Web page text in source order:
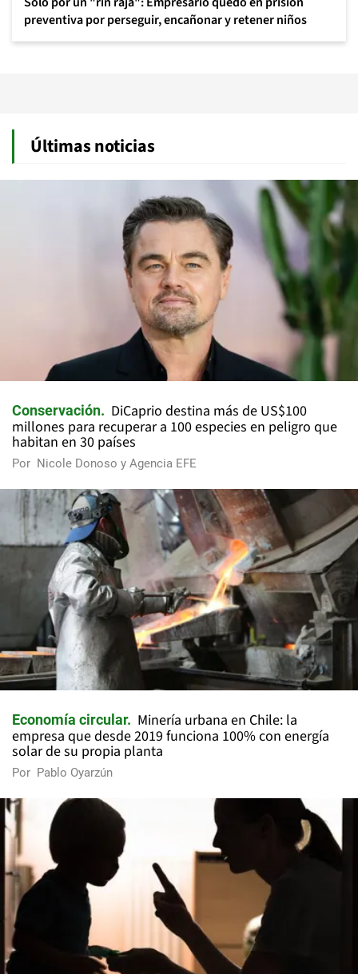
preventiva por perseguir, encañonar y retener niños
Últimas noticias
Conservación
DiCaprio destina más de US$100
millones para recuperar a 100 especies en peligro que
habitan en 30 países
Por Nicole Donoso y Agencia EFE
Economía circular
Minería urbana en Chile: la
empresa que desde 2019 funciona 100% con energía
solar de su propia planta
Por Pablo Oyarzún